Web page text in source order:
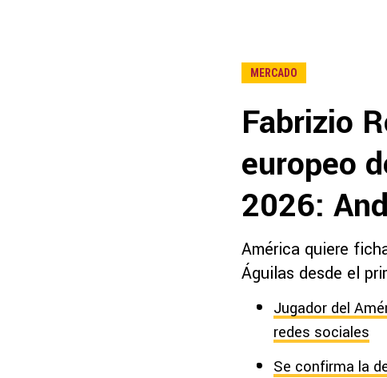
MERCADO
Fabrizio
europeo
2026:
América quiere
Águilas desde el
Jugador del
redes sociales
Se confirma la